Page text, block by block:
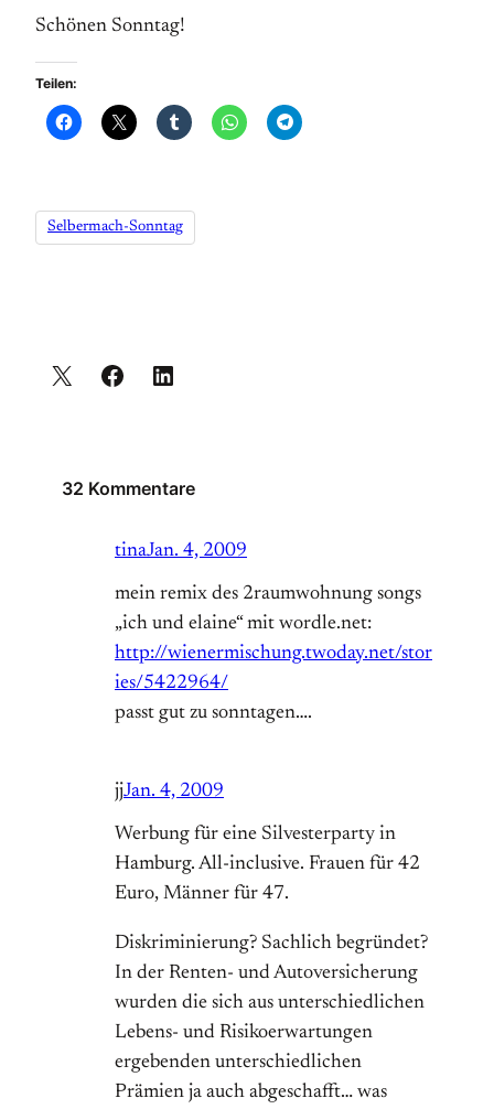
Schönen Sonntag!
Teilen:
Selbermach-Sonntag
32 Kommentare
tinaJan. 4, 2009
mein remix des 2raumwohnung songs
„ich und elaine“ mit wordle.net:
http://wienermischung.twoday.net/stor
ies/5422964/
passt gut zu sonntagen….
jjJan. 4, 2009
Werbung für eine Silvesterparty in
Hamburg. All-inclusive. Frauen für 42
Euro, Männer für 47.
Diskriminierung? Sachlich begründet?
In der Renten- und Autoversicherung
wurden die sich aus unterschiedlichen
Lebens- und Risikoerwartungen
ergebenden unterschiedlichen
Prämien ja auch abgeschafft… was